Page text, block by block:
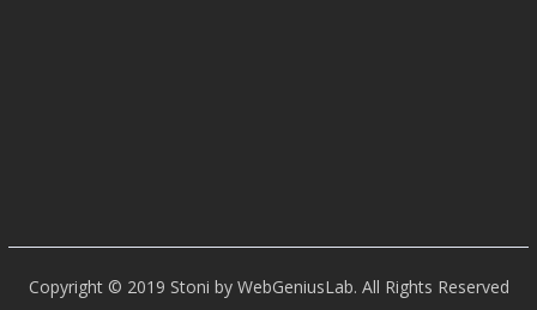
Copyright © 2019 Stoni by WebGeniusLab. All Rights Reserved